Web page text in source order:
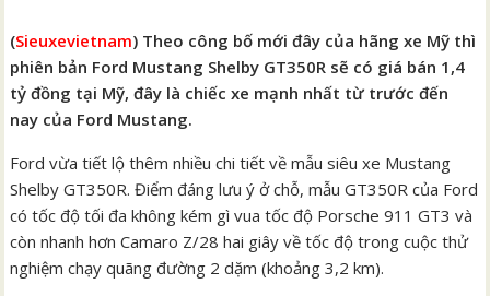
(Sieuxevietnam) Theo công bố mới đây của hãng xe Mỹ thì
phiên bản Ford Mustang Shelby GT350R sẽ có giá bán 1,4
tỷ đồng tại Mỹ, đây là chiếc xe mạnh nhất từ trước đến
nay của Ford Mustang.
Ford vừa tiết lộ thêm nhiều chi tiết về mẫu siêu xe Mustang
Shelby GT350R. Điểm đáng lưu ý ở chỗ, mẫu GT350R của Ford
có tốc độ tối đa không kém gì vua tốc độ Porsche 911 GT3 và
còn nhanh hơn Camaro Z/28 hai giây về tốc độ trong cuộc thử
nghiệm chạy quãng đường 2 dặm (khoảng 3,2 km).